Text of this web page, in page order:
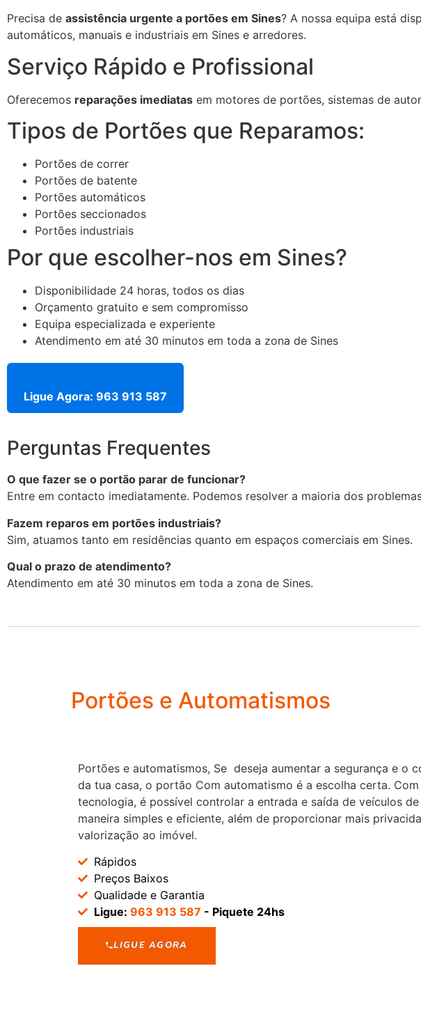
Precisa de assistência urgente a portões em Sines? A nossa equipa está
automáticos, manuais e industriais em Sines e arredores.
Serviço Rápido e Profissional
Oferecemos reparações imediatas em motores de portões, sistemas de
Tipos de Portões que Reparamos:
Portões de correr
Portões de batente
Portões automáticos
Portões seccionados
Portões industriais
Por que escolher-nos em Sines?
Disponibilidade 24 horas, todos os dias
Orçamento gratuito e sem compromisso
Equipa especializada e experiente
Atendimento em até 30 minutos em toda a zona de Sines
Ligue Agora: 963 913 587
Perguntas Frequentes
O que fazer se o portão parar de funcionar?
Entre em contacto imediatamente. Podemos resolver a maioria dos
Fazem reparos em portões industriais?
Sim, atuamos tanto em residências quanto em espaços comerciais em Sines.
Qual o prazo de atendimento?
Atendimento em até 30 minutos em toda a zona de Sines.
Portões e Automatismos
Portões e automatismos, Se deseja aumentar a segurança e o
da tua casa, o portão Com automatismo é a escolha certa. Com
tecnologia, é possível controlar a entrada e saída de veículos de
maneira simples e eficiente, além de proporcionar mais
valorização ao imóvel.
Rápidos
Preços Baixos
Qualidade e Garantia
Ligue: 963 913 587 - Piquete 24hs
LIGUE AGORA